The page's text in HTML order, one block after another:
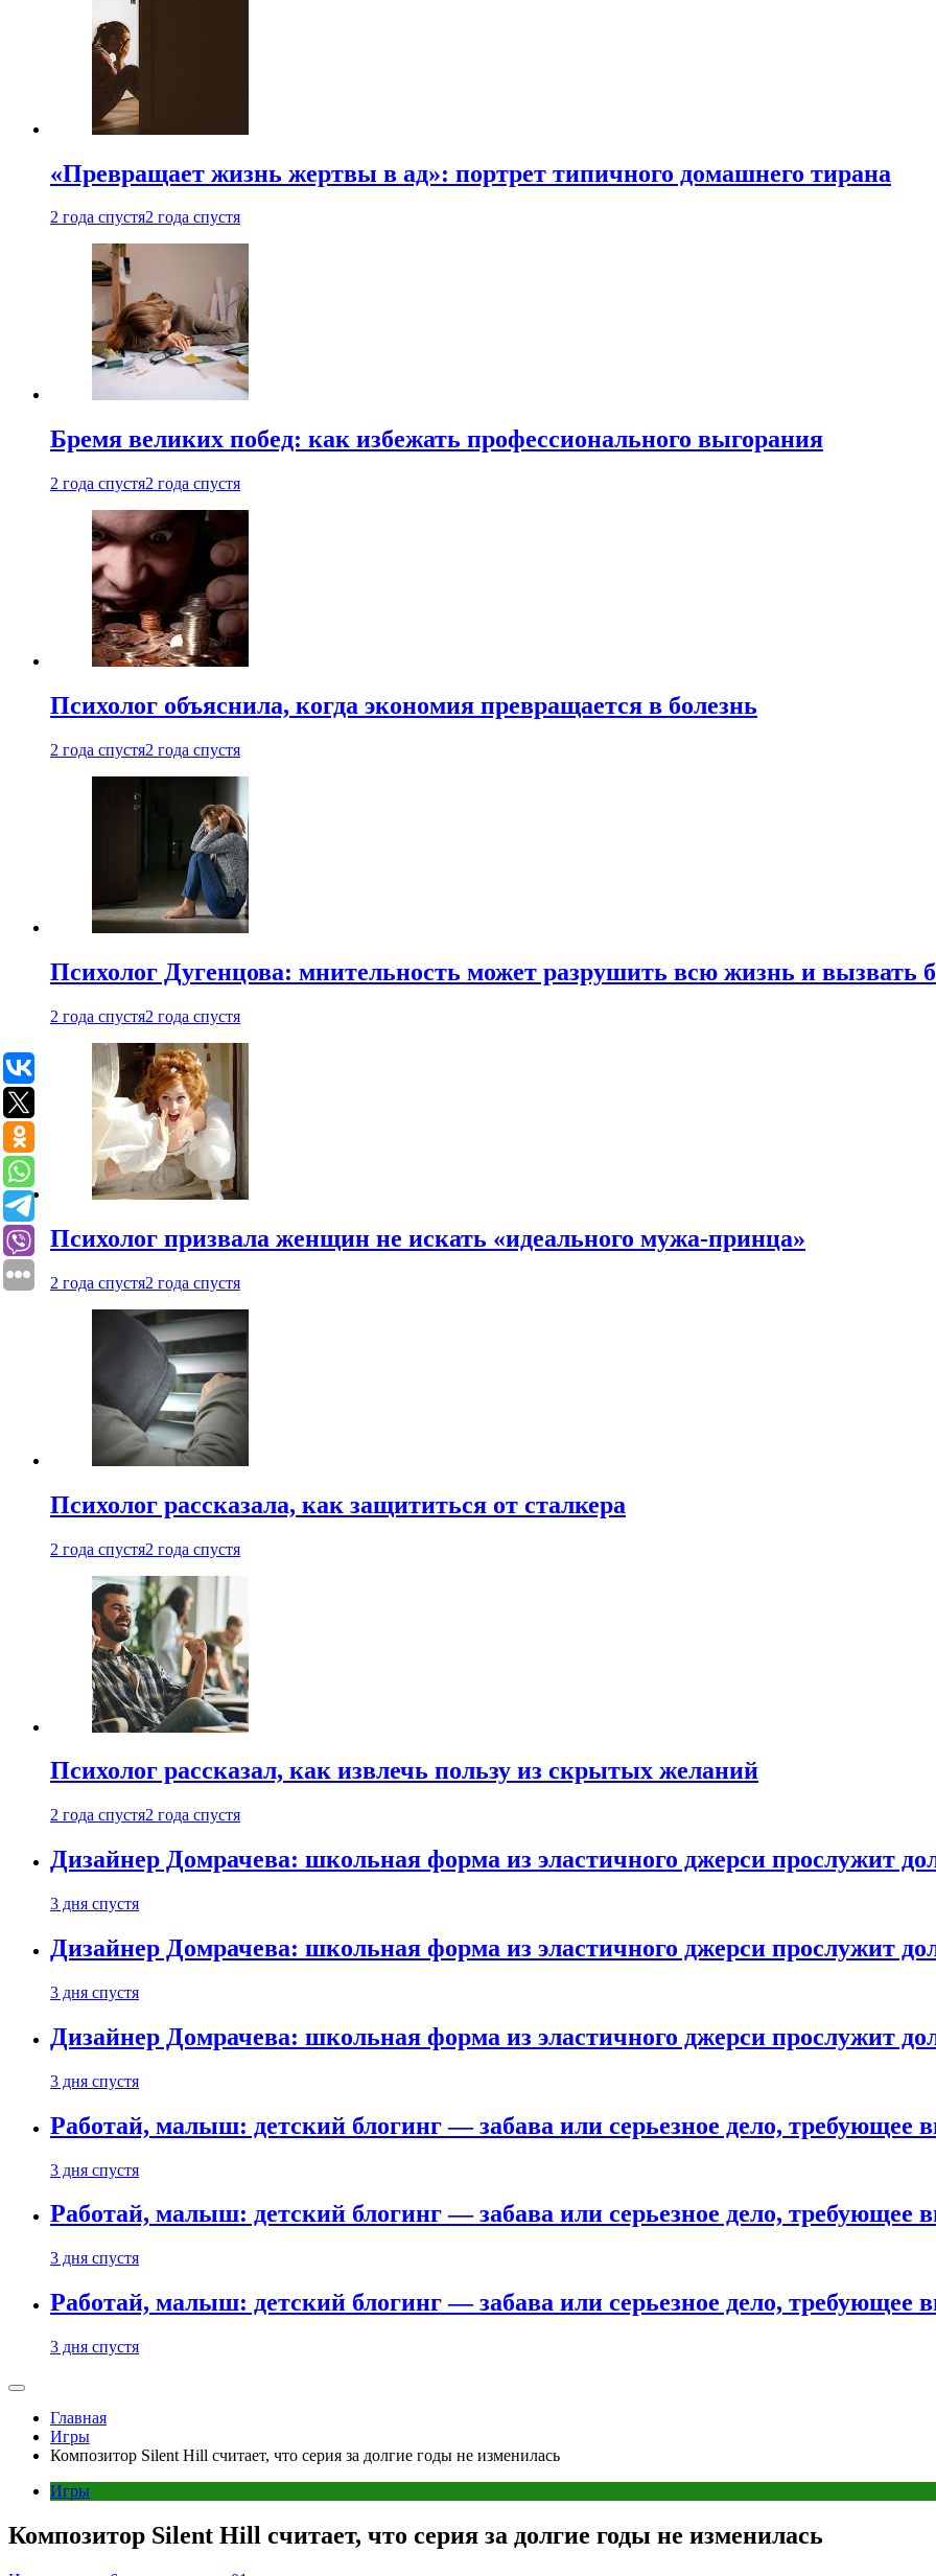
«Превращает жизнь жертвы в ад»: портрет типичного домашнего тирана
2 года спустя2 года спустя
Бремя великих побед: как избежать профессионального выгорания
2 года спустя2 года спустя
Психолог объяснила, когда экономия превращается в болезнь
2 года спустя2 года спустя
Психолог Дугенцова: мнительность может разрушить всю жизнь и вызвать
2 года спустя2 года спустя
Психолог призвала женщин не искать «идеального мужа-принца»
2 года спустя2 года спустя
Психолог рассказала, как защититься от сталкера
2 года спустя2 года спустя
Психолог рассказал, как извлечь пользу из скрытых желаний
2 года спустя2 года спустя
Дизайнер Домрачева: школьная форма из эластичного джерси прослужит
3 дня спустя
Дизайнер Домрачева: школьная форма из эластичного джерси прослужит
3 дня спустя
Дизайнер Домрачева: школьная форма из эластичного джерси прослужит
3 дня спустя
Работай, малыш: детский блогинг — забава или серьезное дело, требующее
3 дня спустя
Работай, малыш: детский блогинг — забава или серьезное дело, требующее
3 дня спустя
Работай, малыш: детский блогинг — забава или серьезное дело, требующее
3 дня спустя
Главная
Игры
Композитор Silent Hill считает, что серия за долгие годы не изменилась
Игры
Композитор Silent Hill считает, что серия за долгие годы не изменилась